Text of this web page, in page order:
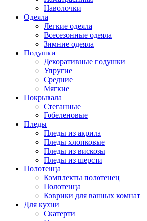
Наволочки
Одеяла
Легкие одеяла
Всесезонные одеяла
Зимние одеяла
Подушки
Декоративные подушки
Упругие
Средние
Мягкие
Покрывала
Стеганные
Гобеленовые
Пледы
Пледы из акрила
Пледы хлопковые
Пледы из вискозы
Пледы из шерсти
Полотенца
Комплекты полотенец
Полотенца
Коврики для ванных комнат
Для кухни
Скатерти